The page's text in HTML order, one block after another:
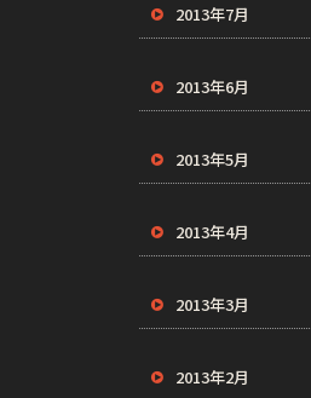
2013年7月
2013年6月
2013年5月
2013年4月
2013年3月
2013年2月